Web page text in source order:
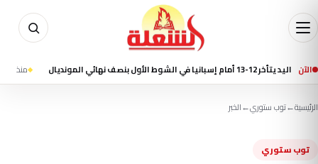
الآن
بنصف نهائي المونديال منذ 10 ساعة مقتل 7 أشخاص في إطلاق نار بمدرسة شمال بانكوك وانتحار الطالب المشتبه به
الرئيسية←توب ستوري←الخبر
توب ستوري